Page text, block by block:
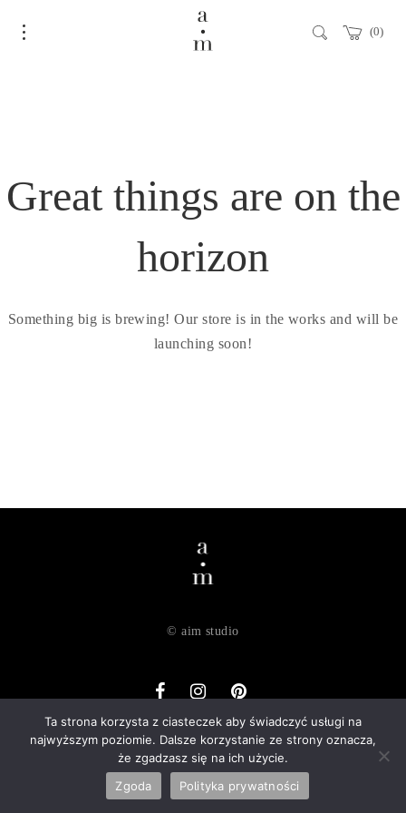
0
Great things are on the
horizon
Something big is brewing! Our store is in the works and will be
launching soon!
Ta strona korzysta z ciasteczek aby świadczyć usługi na
najwyższym poziomie. Dalsze korzystanie ze strony oznacza,
że zgadzasz się na ich użycie.
Zgoda
Polityka prywatności
© aim studio
o nas dostawa zwroty regulamin
polityka prywatności
kontakt